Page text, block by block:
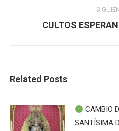
CULTOS
Related Posts
CAMBIO
SANTÍSIMA